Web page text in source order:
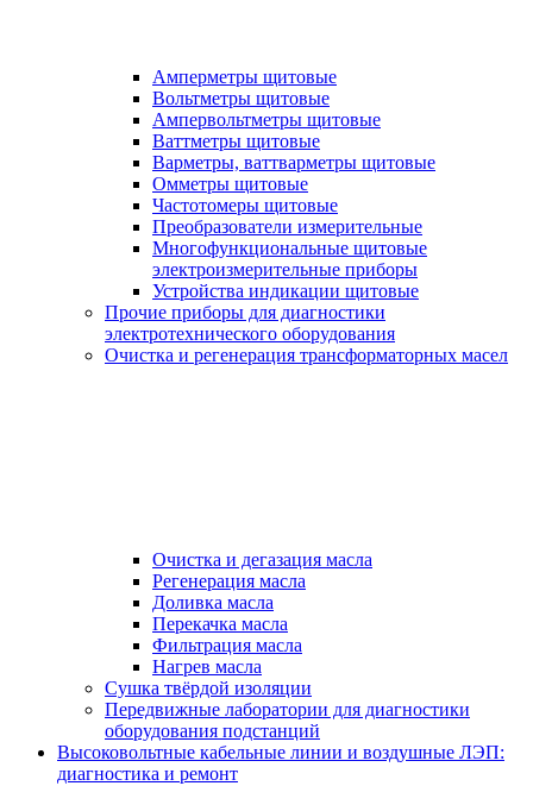
Амперметры щитовые
Вольтметры щитовые
Ампервольтметры щитовые
Ваттметры щитовые
Варметры, ваттварметры щитовые
Омметры щитовые
Частотомеры щитовые
Преобразователи измерительные
Многофункциональные щитовые
электроизмерительные приборы
Устройства индикации щитовые
Прочие приборы для диагностики
электротехнического оборудования
Очистка и регенерация трансформаторных масел
Очистка и дегазация масла
Регенерация масла
Доливка масла
Перекачка масла
Фильтрация масла
Нагрев масла
Сушка твёрдой изоляции
Передвижные лаборатории для диагностики
оборудования подстанций
Высоковольтные кабельные линии и воздушные ЛЭП:
диагностика и ремонт